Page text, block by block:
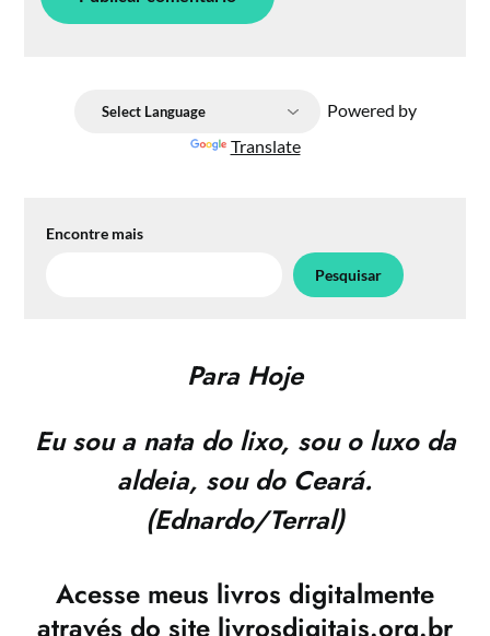
Powered by
Translate
Encontre mais
Pesquisar
Para Hoje
Eu sou a nata do lixo, sou o luxo da
aldeia, sou do Ceará.
(Ednardo/Terral)
Acesse meus livros digitalmente
através do site livrosdigitais.org.br